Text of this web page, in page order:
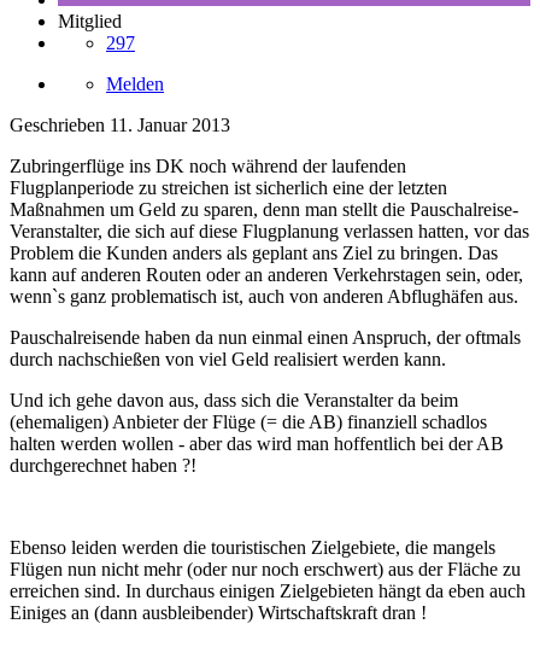
Mitglied
297
Melden
Geschrieben 11. Januar 2013
Zubringerflüge ins DK noch während der laufenden
Flugplanperiode zu streichen ist sicherlich eine der letzten
Maßnahmen um Geld zu sparen, denn man stellt die Pauschalreise-
Veranstalter, die sich auf diese Flugplanung verlassen hatten, vor das
Problem die Kunden anders als geplant ans Ziel zu bringen. Das
kann auf anderen Routen oder an anderen Verkehrstagen sein, oder,
wenn`s ganz problematisch ist, auch von anderen Abflughäfen aus.
Pauschalreisende haben da nun einmal einen Anspruch, der oftmals
durch nachschießen von viel Geld realisiert werden kann.
Und ich gehe davon aus, dass sich die Veranstalter da beim
(ehemaligen) Anbieter der Flüge (= die AB) finanziell schadlos
halten werden wollen - aber das wird man hoffentlich bei der AB
durchgerechnet haben ?!
Ebenso leiden werden die touristischen Zielgebiete, die mangels
Flügen nun nicht mehr (oder nur noch erschwert) aus der Fläche zu
erreichen sind. In durchaus einigen Zielgebieten hängt da eben auch
Einiges an (dann ausbleibender) Wirtschaftskraft dran !